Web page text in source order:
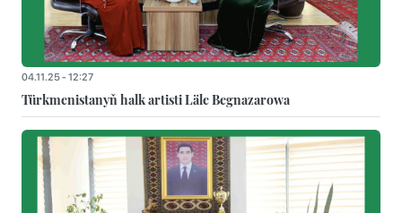
04.11.25 - 12:27
Türkmenistanyň halk artisti Läle Begnazarowa